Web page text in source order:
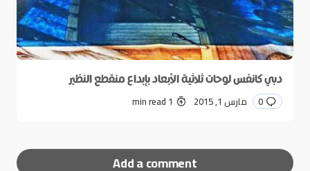
دبي كانفس لوحات ثلاثية الأبعاد بإبداع منقطع النظير
0 مارس 1, 2015 1 min read
Add a comment